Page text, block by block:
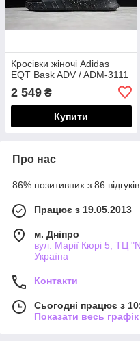
Кросівки жіночі Adidas
EQT Bask ADV / ADM-3111
2 549 ₴
Купити
Про нас
86% позитивних з 86 відгуків
Працює з 19.05.2013
м. Дніпро
вул. Марії Кюрі 5, ТЦ
Україна
Контакти
Сьогодні працює з
Показати весь